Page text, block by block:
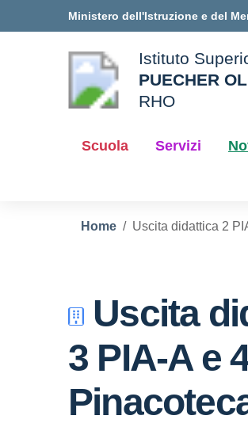
Ministero dell'Istruzione e del
della scuola
Istituto
PUECHER
RHO
Scuola Servizi
Home Uscita didattica 2
Uscita
3 PIA-A e